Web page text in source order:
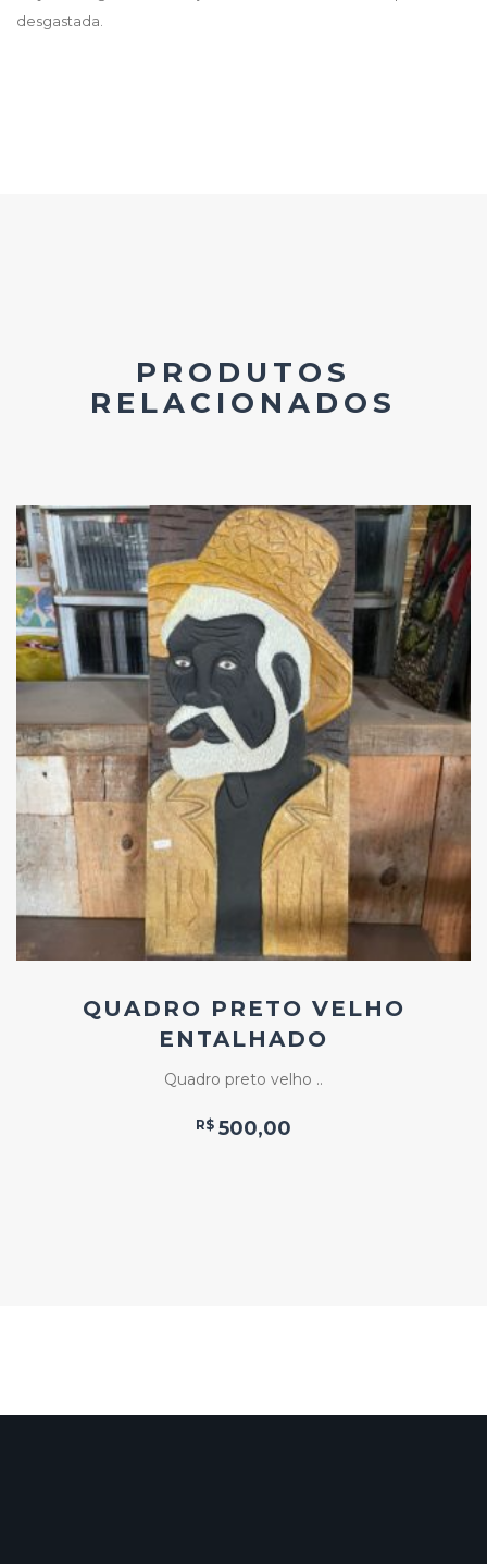
desgastada.
PRODUTOS
RELACIONADOS
Add
ao
Favoritos
QUADRO PRETO VELHO
ENTALHADO
Quadro preto velho ..
R$ 500,00